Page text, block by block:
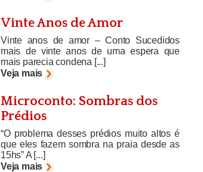
Vinte Anos de Amor
Vinte anos de amor – Conto Sucedidos
mais de vinte anos de uma espera que
mais parecia condena [...]
Veja mais
Microconto: Sombras dos
Prédios
“O problema desses prédios muito altos é
que eles fazem sombra na praia desde as
15hs” A [...]
Veja mais